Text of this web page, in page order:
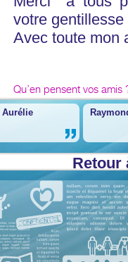
votre
Avec toute mon
Qu’en pensent vos amis
Aurélie
Retour